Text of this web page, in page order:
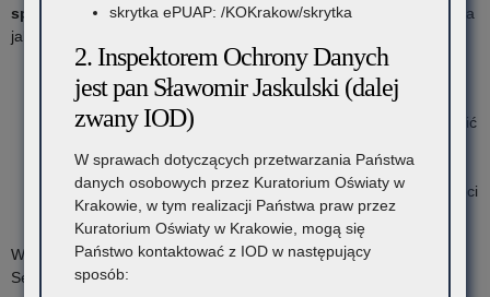
specjalistami zostaną poruszone między innymi takie zagadnienia
jak:
Zalety wczesnego wspomagania rozwoju
Lekomania wśród nastolatków
Wychowanie dziecka z niepełnosprawnością – jak sobie radzić
pomocy?
Dorosłe Dzieci z Rodzin Dysfunkcyjnych (DDD), Dorosłe Dzieci
Alkoholików (DDA)
Więcej informacji na stronie:Małopolska Akademia Rodzica
Serdecznie zapraszamy do odsłuchania nagrań!
skrytka ePUAP: /KOKrakow/skrytka
2. Inspektorem Ochrony Danych
jest pan Sławomir Jaskulski (dalej
zwany IOD)
W sprawach dotyczących przetwarzania Państwa
danych osobowych przez Kuratorium Oświaty w
Krakowie, w tym realizacji Państwa praw przez
Kuratorium Oświaty w Krakowie, mogą się
Państwo kontaktować z IOD w następujący
sposób: